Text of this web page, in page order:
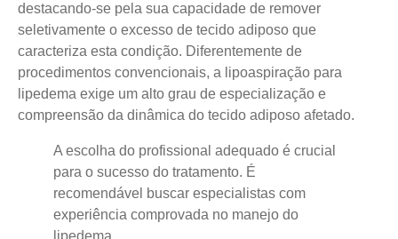
destacando-se pela sua capacidade de remover
seletivamente o excesso de tecido adiposo que
caracteriza esta condição. Diferentemente de
procedimentos convencionais, a lipoaspiração para
lipedema exige um alto grau de especialização e
compreensão da dinâmica do tecido adiposo afetado.
A escolha do profissional adequado é crucial
para o sucesso do tratamento. É
recomendável buscar especialistas com
experiência comprovada no manejo do
lipedema.